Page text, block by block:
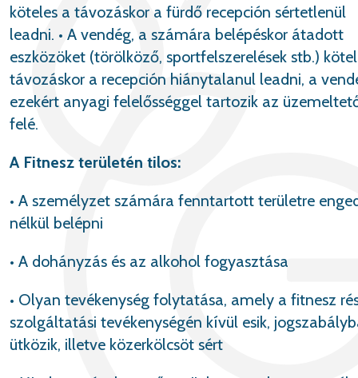
köteles a távozáskor a fürdő recepción sértetlenül
leadni. • A vendég, a számára belépéskor átadott
eszközöket (törölköző, sportfelszerelések stb.)
távozáskor a recepción hiánytalanul leadni, a
ezekért anyagi felelősséggel tartozik az
felé.
A Fitnesz területén tilos:
• A személyzet számára fenntartott területre
nélkül belépni
• A dohányzás és az alkohol fogyasztása
• Olyan tevékenység folytatása, amely a fitnesz
szolgáltatási tevékenységén kívül esik,
ütközik, illetve közerkölcsöt sért